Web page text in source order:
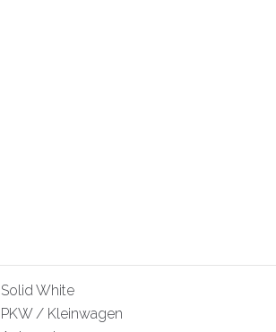
Solid White
PKW / Kleinwagen